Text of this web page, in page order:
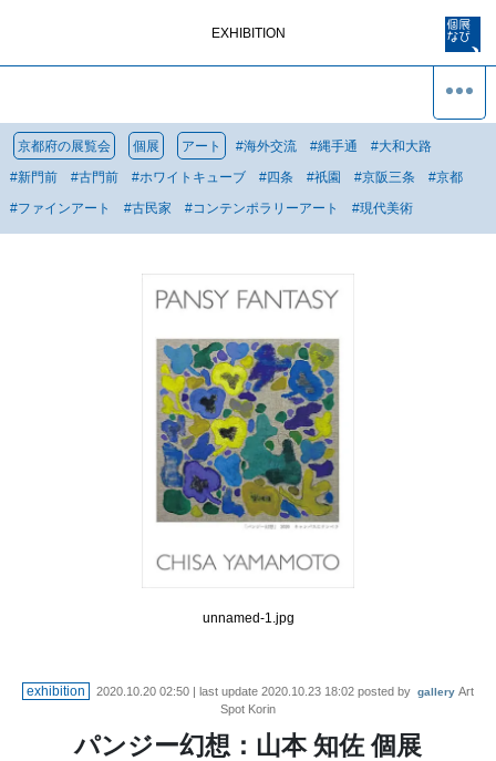
EXHIBITION
京都府の展覧会 個展 アート #海外交流 #縄手通 #大和大路
#新門前 #古門前 #ホワイトキューブ #四条 #祇園 #京阪三条 #京都
#ファインアート #古民家 #コンテンポラリーアート #現代美術
unnamed-1.jpg
exhibition 2020.10.20 02:50 | last update 2020.10.23 18:02 posted by gallery Art
Spot Korin
パンジー幻想：山本 知佐 個展